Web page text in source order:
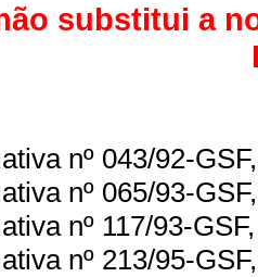
substitui a
nº 043/92-
nº 065/93-
nº 117/93-
nº 213/95-